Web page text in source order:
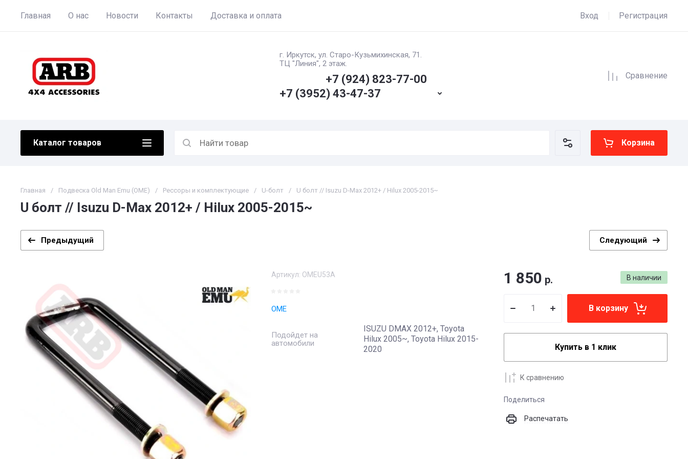
Главная О нас Новости Контакты Доставка и оплата Вход Регистрация
г. Иркутск, ул. ​Старо-Кузьмихинская, 71.
ТЦ "Линия", 2 этаж.
+7 (924) 823-77-00
+7 (3952) 43-47-37
Сравнение
Каталог товаров Корзина
Главная / Подвеска Old Man Emu (OME) / Рессоры и комплектующие / U-болт / U болт // Isuzu D-Max 2012+ / Hilux 2005-2015~
U болт // Isuzu D-Max 2012+ / Hilux 2005-2015~
Предыдущий Следующий
Артикул: OMEU53A
OME
Подойдет на
автомобили
ISUZU DMAX 2012+, Toyota
Hilux 2005~, Toyota Hilux 2015-
2020
В наличии
1 850 р.
В корзину
Купить в 1 клик
К сравнению
Поделиться
Распечатать